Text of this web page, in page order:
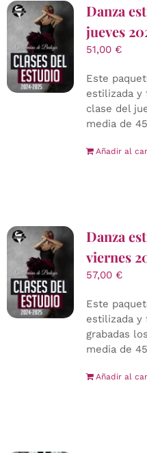
Danza
jueves
51,00 €
Este
estilizada y
clase del
media de
Añadir al
Danza
viernes
57,00 €
Este
estilizada y
grabadas
media de
Añadir al